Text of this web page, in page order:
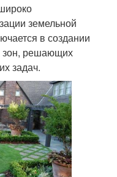
земельной
в создании
зон, решающих
задач.